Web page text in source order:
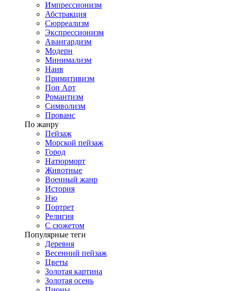
Импрессионизм
Абстракция
Сюрреализм
Экспрессионизм
Авангардизм
Модерн
Минимализм
Наив
Примитивизм
Поп Арт
Романтизм
Символизм
Прованс
По жанру
Пейзаж
Морской пейзаж
Город
Натюрморт
Животные
Военный жанр
История
Ню
Портрет
Религия
С сюжетом
Популярные теги
Деревня
Весенний пейзаж
Цветы
Золотая картина
Золотая осень